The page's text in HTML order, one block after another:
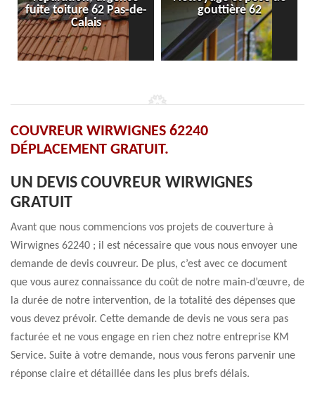
de-
gouttière 62
velux 62
COUVREUR WIRWIGNES 62240
DÉPLACEMENT GRATUIT.
UN DEVIS COUVREUR WIRWIGNES
GRATUIT
Avant que nous commencions vos projets de couverture à
Wirwignes 62240 ; il est nécessaire que vous nous envoyer une
demande de devis couvreur. De plus, c’est avec ce document
que vous aurez connaissance du coût de notre main-d’œuvre, de
la durée de notre intervention, de la totalité des dépenses que
vous devez prévoir. Cette demande de devis ne vous sera pas
facturée et ne vous engage en rien chez notre entreprise KM
Service. Suite à votre demande, nous vous ferons parvenir une
réponse claire et détaillée dans les plus brefs délais.